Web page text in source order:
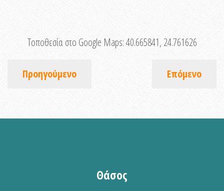
Τοποθεσία στο Google Maps:40.665841, 24.761626
Προηγούμενο Επόμενο
Θάσος